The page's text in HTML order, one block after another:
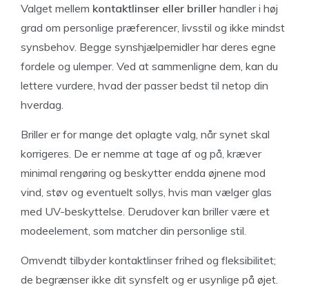
Valget mellem kontaktlinser eller briller handler i høj
grad om personlige præferencer, livsstil og ikke mindst
synsbehov. Begge synshjælpemidler har deres egne
fordele og ulemper. Ved at sammenligne dem, kan du
lettere vurdere, hvad der passer bedst til netop din
hverdag.
Briller er for mange det oplagte valg, når synet skal
korrigeres. De er nemme at tage af og på, kræver
minimal rengøring og beskytter endda øjnene mod
vind, støv og eventuelt sollys, hvis man vælger glas
med UV-beskyttelse. Derudover kan briller være et
modeelement, som matcher din personlige stil.
Omvendt tilbyder kontaktlinser frihed og fleksibilitet;
de begrænser ikke dit synsfelt og er usynlige på øjet.